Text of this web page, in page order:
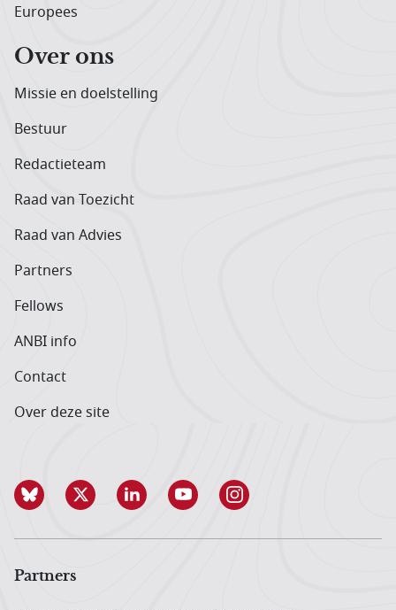
Europees
Over ons
Missie en doelstelling
Bestuur
Redactieteam
Raad van Toezicht
Raad van Advies
Partners
Fellows
ANBI info
Contact
Over deze site
Partners